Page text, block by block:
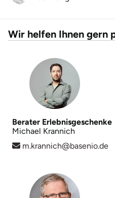
Wir helfen Ihnen gern
Berater Erlebnisgeschenke
Michael Krannich
m.krannich@basenio.de